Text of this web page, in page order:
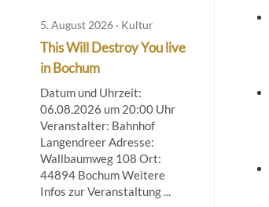
5. August 2026 · Kultur
This Will Destroy You live
in Bochum
Datum und Uhrzeit:
06.08.2026 um 20:00 Uhr
Veranstalter: Bahnhof
Langendreer Adresse:
Wallbaumweg 108 Ort:
44894 Bochum Weitere
Infos zur Veranstaltung ...